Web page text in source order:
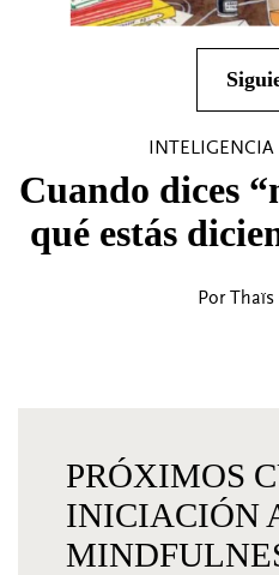
Cuando dices
qué estás
Por Thaïs
PRÓXIMOS
INICIACIÓN